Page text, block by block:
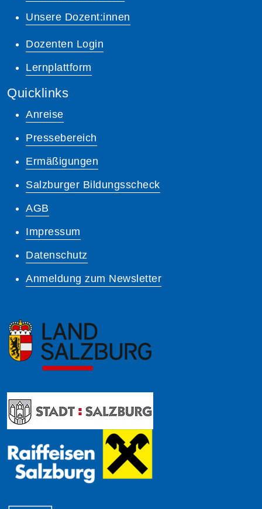
Unsere Dozent:innen
Dozenten Login
Lernplattform
Quicklinks
Anreise
Pressebereich
Ermäßigungen
Salzburger Bildungsscheck
AGB
Impressum
Datenschutz
Anmeldung zum Newsletter